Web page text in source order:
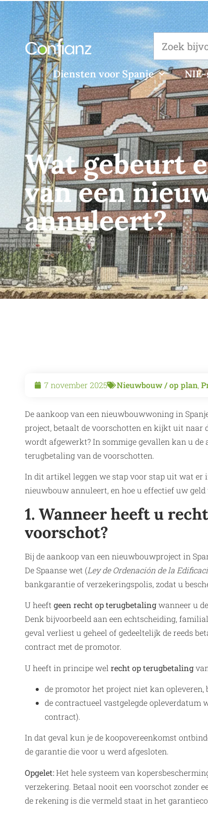
Diensten voor Spanje
Wat gebeurt
van een
annuleert?
7 november 2025 Nieuwbouw / op plan,
De aankoop van een nieuwbouwwoning in
project, betaalt de voorschotten en kijkt uit
wordt afgewerkt? In sommige gevallen kan u
terugbetaling van de voorschotten.
In dit artikel leggen we stap voor stap uit wat er
nieuwbouw annuleert, en hoe u effectief uw
1. Wanneer heeft u
voorschot?
Bij de aankoop van een nieuwbouwproject in
De Spaanse wet (Ley de Ordenación de la
bankgarantie of verzekeringspolis, zodat u
U heeft geen recht op terugbetalingwanneer u
Denk bijvoorbeeld aan een echtscheiding,
geval verliest u geheel of gedeeltelijk de reeds
contract met de promotor.
U heeft in principe wel recht op terugbetaling
de promotor het project niet kan
de contractueel vastgelegde
contract).
In dat geval kun je de koopovereenkomst
de garantie die voor u werd afgesloten.
Opgelet:Het hele systeem van
verzekering. Betaal nooit een voorschot zonder
de rekening is die vermeld staat in het